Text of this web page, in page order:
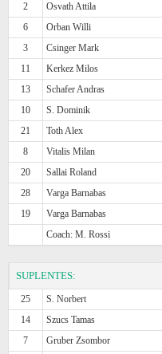
2 Osvath Attila
6
Orban Willi
3
Csinger Mark
11
Kerkez Milos
13
Schafer Andras
10
S. Dominik
21
Toth Alex
8
Vitalis Milan
20
Sallai Roland
28
Varga Barnabas
19
Varga Barnabas
Coach: M. Rossi
SUPLENTES:
25 S. Norbert
14
Szucs Tamas
7
Gruber Zsombor